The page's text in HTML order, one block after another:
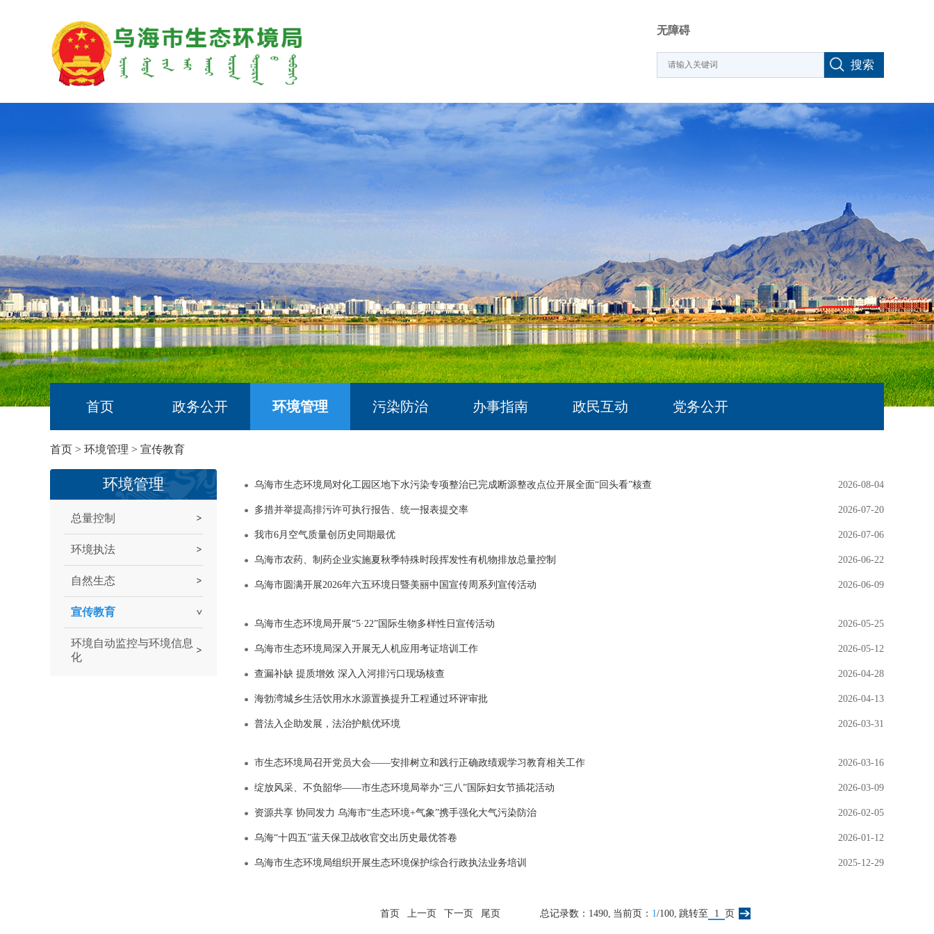
无障碍
搜索
首页 政务公开 环境管理 污染防治 办事指南 政民互动 党务公开
首页 > 环境管理 > 宣传教育
环境管理
总量控制
环境执法
自然生态
宣传教育
环境自动监控与环境信息
化
2026-08-04
乌海市生态环境局对化工园区地下水污染专项整治已完成断源整改点位开展全面“回头看”核查
2026-07-20
多措并举提高排污许可执行报告、统一报表提交率
2026-07-06
我市6月空气质量创历史同期最优
2026-06-22
乌海市农药、制药企业实施夏秋季特殊时段挥发性有机物排放总量控制
2026-06-09
乌海市圆满开展2026年六五环境日暨美丽中国宣传周系列宣传活动
2026-05-25
乌海市生态环境局开展“5·22”国际生物多样性日宣传活动
2026-05-12
乌海市生态环境局深入开展无人机应用考证培训工作
2026-04-28
查漏补缺 提质增效 深入入河排污口现场核查
2026-04-13
海勃湾城乡生活饮用水水源置换提升工程通过环评审批
2026-03-31
普法入企助发展，法治护航优环境
2026-03-16
市生态环境局召开党员大会——安排树立和践行正确政绩观学习教育相关工作
2026-03-09
绽放风采、不负韶华——市生态环境局举办“三八”国际妇女节插花活动
2026-02-05
资源共享 协同发力 乌海市“生态环境+气象”携手强化大气污染防治
2026-01-12
乌海“十四五”蓝天保卫战收官交出历史最优答卷
2025-12-29
乌海市生态环境局组织开展生态环境保护综合行政执法业务培训
首页 上一页 下一页 尾页 总记录数：1490, 当前页： 1/100, 跳转至 页